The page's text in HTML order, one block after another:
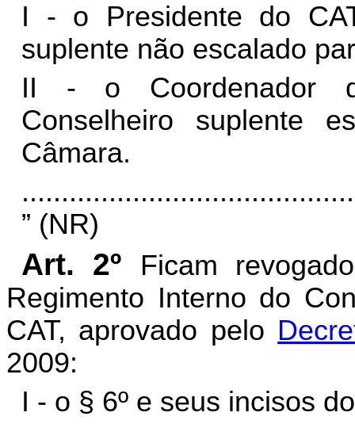
I - o Presidente do
suplente não escalado
II - o Coordenador
Conselheiro suplente
Câmara.
” (NR)
Art. 2º
Ficam
Regimento Interno do
CAT, aprovado pelo
2009:
I - o § 6º e seus incisos